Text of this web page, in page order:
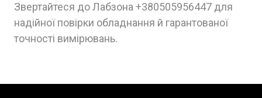
Звертайтеся до Лабзона +380505956447 для
надійної повірки обладнання й гарантованої
точності вимірювань.